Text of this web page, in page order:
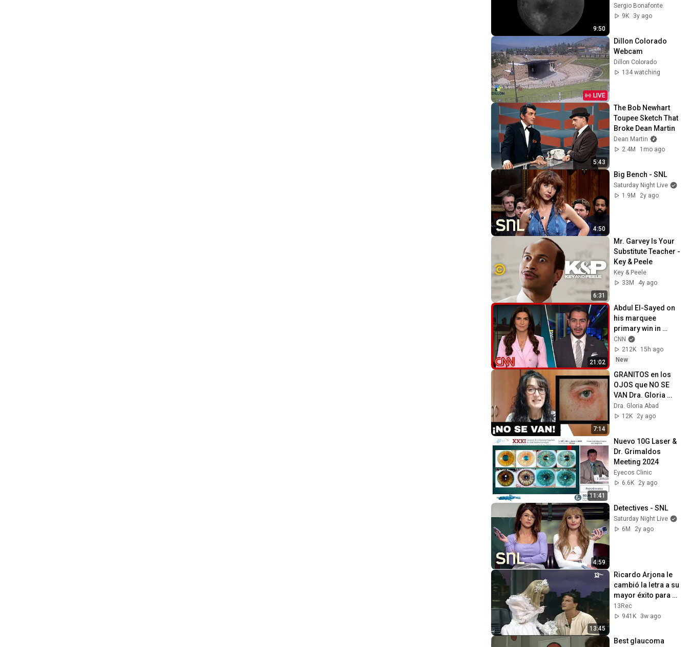
9:50
de argón
Sergio Bonafonte
9K
3y ago
LIVE
Dillon Colorado
Webcam
Dillon Colorado
134 watching
5:43
The Bob Newhart
Toupee Sketch That
Broke Dean Martin
Dean Martin
2.4M
1mo ago
4:50
Big Bench - SNL
Saturday Night Live
1.9M
2y ago
6:31
Mr. Garvey Is Your
Substitute Teacher -
Key & Peele
Key & Peele
33M
4y ago
21:02
Abdul El-Sayed on
his marquee
primary win in
Michigan
CNN
212K
15h ago
New
7:14
GRANITOS en los
OJOS que NO SE
VAN Dra. Gloria
Abad Dermatóloga
Dra. Gloria Abad
12K
2y ago
11:41
Nuevo 10G Laser &
Dr. Grimaldos
Meeting 2024
Eyecos Clinic
6.6K
2y ago
4:59
Detectives - SNL
Saturday Night Live
6M
2y ago
13:45
Ricardo Arjona le
cambió la letra a su
mayor éxito para
cantarle en vivo a la
Cuatro
13Rec
941K
3w ago
Best glaucoma